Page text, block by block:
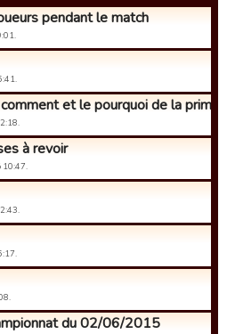
pendant le match
et le pourquoi de la prime
à revoir
10:47.
du 02/06/2015